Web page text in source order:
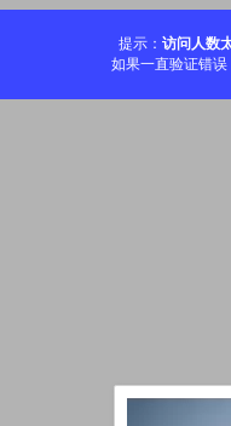
提示： 访问人数
如果一直验证错误